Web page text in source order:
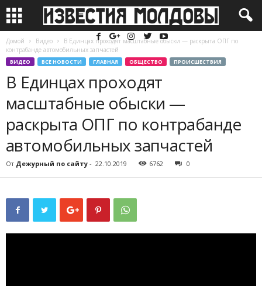
Домой Видео
В Единцах проходят масштабные обыски — раскрыта ОПГ по
контрабанде автомобильных запчастей
ВИДЕО ВСЕ НОВОСТИ ГЛАВНАЯ ОБЩЕСТВО ПРОИСШЕСТВИЯ
В Единцах проходят
масштабные обыски —
раскрыта ОПГ по контрабанде
автомобильных запчастей
От Дежурный по сайту - 22.10.2019 6762 0